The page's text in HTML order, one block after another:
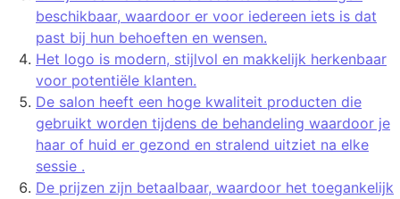
beschikbaar, waardoor er voor iedereen iets is dat
past bij hun behoeften en wensen.
Het logo is modern, stijlvol en makkelijk herkenbaar
voor potentiële klanten.
De salon heeft een hoge kwaliteit producten die
gebruikt worden tijdens de behandeling waardoor je
haar of huid er gezond en stralend uitziet na elke
sessie .
De prijzen zijn betaalbaar, waardoor het toegankelijk